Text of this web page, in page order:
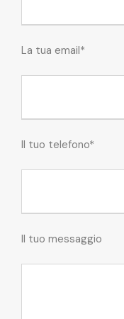
La tua email*
Il tuo telefono*
Il tuo messaggio